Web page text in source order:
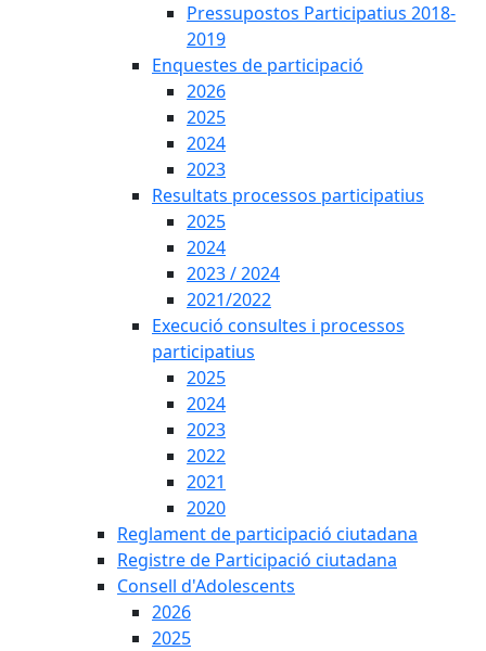
Pressupostos Participatius 2018-
2019
Enquestes de participació
2026
2025
2024
2023
Resultats processos participatius
2025
2024
2023 / 2024
2021/2022
Execució consultes i processos
participatius
2025
2024
2023
2022
2021
2020
Reglament de participació ciutadana
Registre de Participació ciutadana
Consell d'Adolescents
2026
2025